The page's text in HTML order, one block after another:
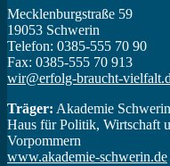
Mecklenburgstraße 59
19053 Schwerin
Telefon: 0385-555 70 90
Fax: 0385-555 70 913
wir@erfolg-braucht-
Träger: Akademie
Haus für Politik, Wirtschaft
Vorpommern
www.akademie-schwerin.de